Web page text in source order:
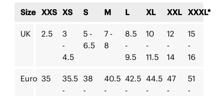
Size XXS XS S M L XL XXL XXXL*
UK 2.5
3
-
4.5
5 -
6.5
7 -
8
8.5
-
9.5
10
-
11.5
12
-
14
15
-
16
Euro 35
35.5
-
38
-
40.5
-
42.5
-
44.5
-
47
-
51
-